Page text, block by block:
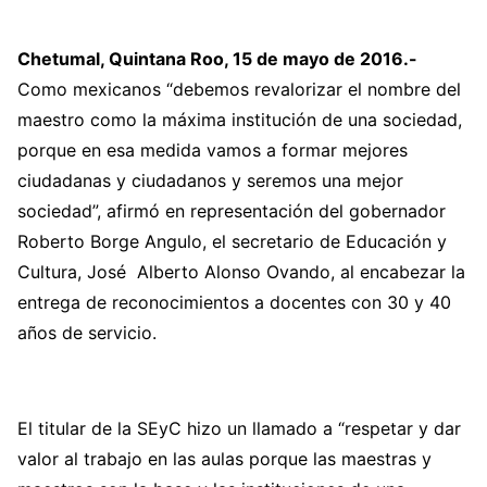
Chetumal, Quintana Roo, 15 de mayo de 2016.-
Como mexicanos “debemos revalorizar el nombre del
maestro como la máxima institución de una sociedad,
porque en esa medida vamos a formar mejores
ciudadanas y ciudadanos y seremos una mejor
sociedad”, afirmó en representación del gobernador
Roberto Borge Angulo, el secretario de Educación y
Cultura, José Alberto Alonso Ovando, al encabezar la
entrega de reconocimientos a docentes con 30 y 40
años de servicio.
El titular de la SEyC hizo un llamado a “respetar y dar
valor al trabajo en las aulas porque las maestras y